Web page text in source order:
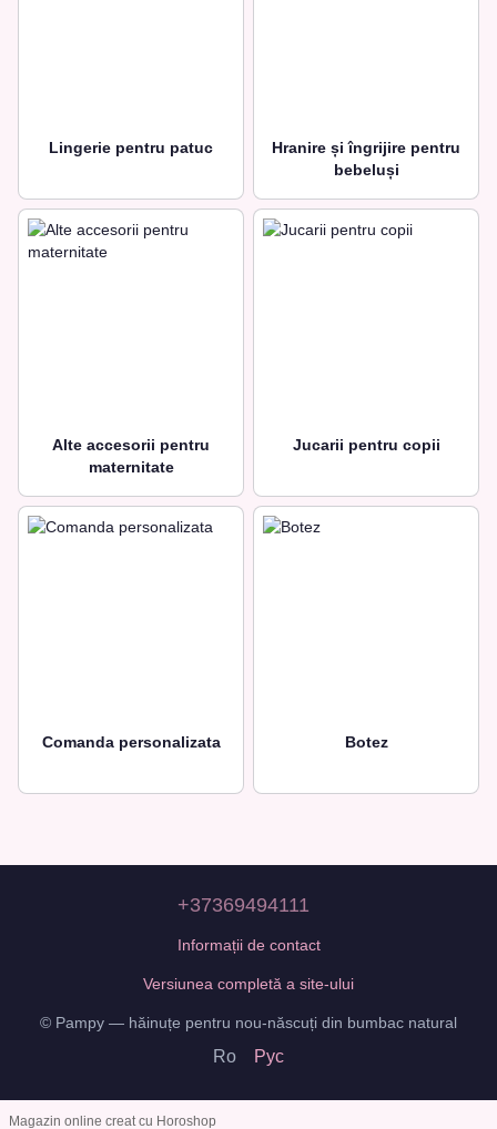
Lingerie pentru patuc
Hranire și îngrijire pentru
bebeluși
Alte accesorii pentru
maternitate
Jucarii pentru copii
Comanda personalizata Botez
+37369494111
Informații de contact
Versiunea completă a site-ului
© Pampy — hăinuțe pentru nou-născuți din bumbac natural
Ro Рус
Magazin online creat cu Horoshop